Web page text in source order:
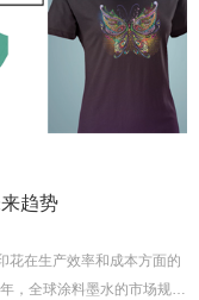
趋势
花在生产效率和成本方面的
，全球涂料墨水的市场规模